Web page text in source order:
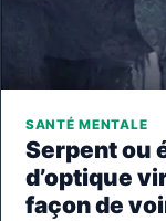
SANTÉ MENTALE
Serpent ou
d’optique
façon de